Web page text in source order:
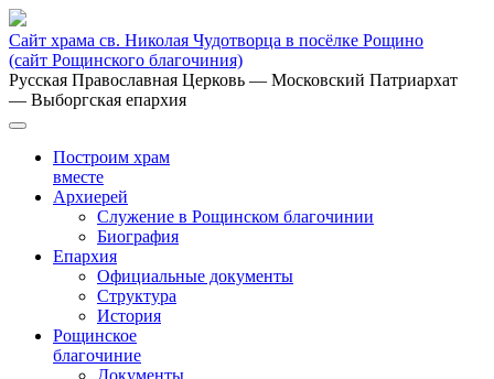
Сайт храма св. Николая Чудотворца в посёлке Рощино
(сайт Рощинского благочиния)
Русская Православная Церковь — Московский Патриархат
— Выборгская епархия
Построим храм
вместе
Архиерей
Служение в Рощинском благочинии
Биография
Епархия
Официальные документы
Структура
История
Рощинское
благочиние
Документы